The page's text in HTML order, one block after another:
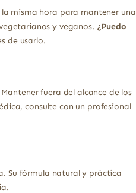
misma hora para mantener una
y veganos. ¿Puedo
de usarlo.
fuera del alcance de los
consulte con un profesional
Su fórmula natural y práctica